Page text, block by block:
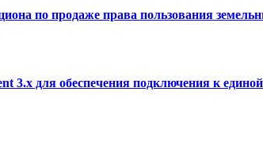
по продаже права пользования
3.x для обеспечения подключения к